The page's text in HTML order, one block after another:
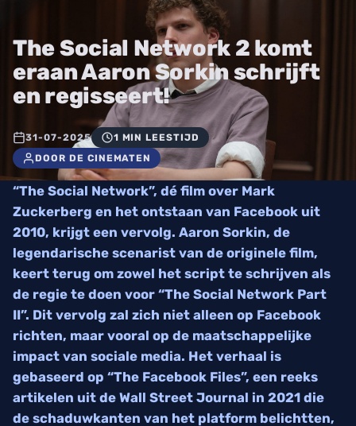
The Social Network 2 komt
eraan Aaron Sorkin schrijft
en regisseert!
31-07-2025
1 MIN LEESTIJD
DOOR DE CINEMATEN
“The Social Network”, dé film over Mark
Zuckerberg en het ontstaan van Facebook uit
2010, krijgt een vervolg. Aaron Sorkin, de
legendarische scenarist van de originele film,
keert terug om zowel het script te schrijven als
de regie te doen voor “The Social Network Part
II”. Dit vervolg zal zich niet alleen op Facebook
richten, maar vooral op de maatschappelijke
impact van sociale media. Het verhaal is
gebaseerd op “The Facebook Files”, een reeks
artikelen uit de Wall Street Journal in 2021 die
de schaduwkanten van het platform belichtten,